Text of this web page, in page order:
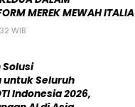
MEREK MEWAH
WIB
Solusi
untuk Seluruh
Indonesia 2026,